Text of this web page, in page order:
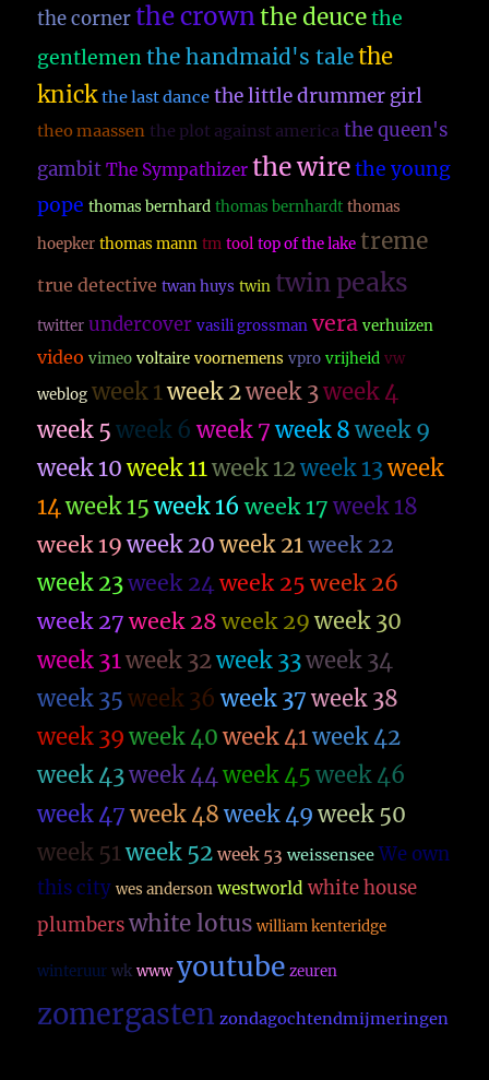
the corner the crownthe deuce the
gentlemen the handmaid's talethe
knick the last dance the little drummer girl
theo maassen the plot against america the queen's
gambit The Sympathizer the wire the young
pope thomas bernhard thomas bernhardt thomas
hoepker thomas mann tm tool top of the lake treme
true detective twan huys twin twin peaks
twitter undercover vasili grossman vera verhuizen
video vimeo voltaire voornemens vpro vrijheid vw
weblog week 1week 2week 3week 4
week 5 week 6 week 7 week 8 week 9
week 10 week 11week 12week 13week
14week 15 week 16 week 17 week 18
week 19 week 20 week 21week 22
week 23week 24week 25 week 26
week 27 week 28 week 29 week 30
week 31week 32week 33week 34
week 35 week 36 week 37 week 38
week 39 week 40 week 41week 42
week 43week 44week 45 week 46
week 47 week 48 week 49 week 50
week 51week 52 week 53 weissensee We own
this city wes anderson westworld white house
plumbers white lotus william kenteridge
winteruur wk www youtube zeuren
zomergasten zondagochtendmijmeringen